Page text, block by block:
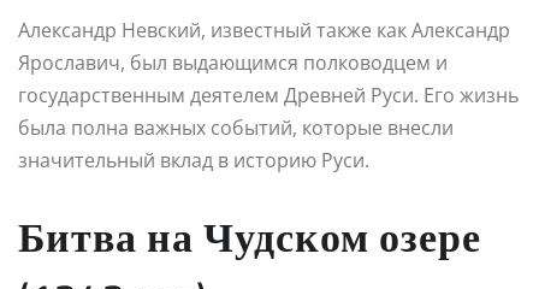
Александр Невский, известный также как Александр
Ярославич, был выдающимся полководцем и
государственным деятелем Древней Руси. Его жизнь
была полна важных событий, которые внесли
значительный вклад в историю Руси.
Битва на Чудском озере